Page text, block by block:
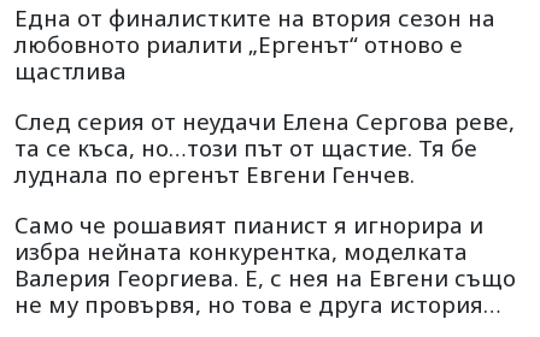
Една от финалистките на втория сезон на
любовното риалити „Ергенът“ отново е
щастлива
След серия от неудачи Елена Сергова реве,
та се къса, но…този път от щастие. Тя бе
луднала по ергенът Евгени Генчев.
Само че рошавият пианист я игнорира и
избра нейната конкурентка, моделката
Валерия Георгиева. Е, с нея на Евгени също
не му провървя, но това е друга история…